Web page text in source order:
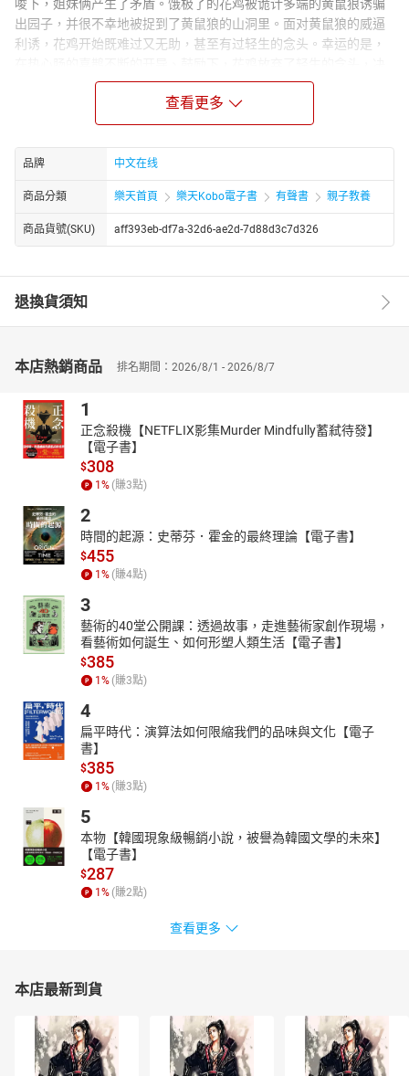
唆下，姐妹俩产生了矛盾。饿极了的花鸡被诡计多端的黄鼠狼诱骗
出园子，并很不幸地被捉到了黄鼠狼的山洞里。面对黄鼠狼的威逼
利诱，花鸡开始既难过又无助，甚至有过轻生的念头。幸运的是，
定从长计议，先和黄鼠狼巧妙周旋，拖延时间，并随时寻找出逃的
机会。麻鸭在得知花鸡的准确位置后，毅然前去营救，却中了狡猾
的黄鼠狼的计，差点被擒。最后，姐妹俩开动脑筋，在主人、喜
鹊、大黑狗的帮助下，一起活抓了大坏蛋黄鼠狼，成功获救。
查看更多
品牌 中文在线
商品分類 樂天首頁 樂天Kobo電子書 有聲書 親子教養
商品貨號(SKU) aff393eb-df7a-32d6-ae2d-7d88d3c7d326
退換貨須知
本店熱銷商品 排名期間：2026/8/1 - 2026/8/7
1
正念殺機【NETFLIX影集Murder Mindfully蓄弒待發】
【電子書】
$308
1 % (賺3點)
2
時間的起源：史蒂芬．霍金的最終理論【電子書】
$455
1 % (賺4點)
3
藝術的40堂公開課：透過故事，走進藝術家創作現場，
看藝術如何誕生、如何形塑人類生活【電子書】
$385
1 % (賺3點)
4
扁平時代：演算法如何限縮我們的品味與文化【電子
書】
$385
1 % (賺3點)
5
本物【韓國現象級暢銷小說，被譽為韓國文學的未來】
【電子書】
$287
1 % (賺2點)
查看更多
本店最新到貨